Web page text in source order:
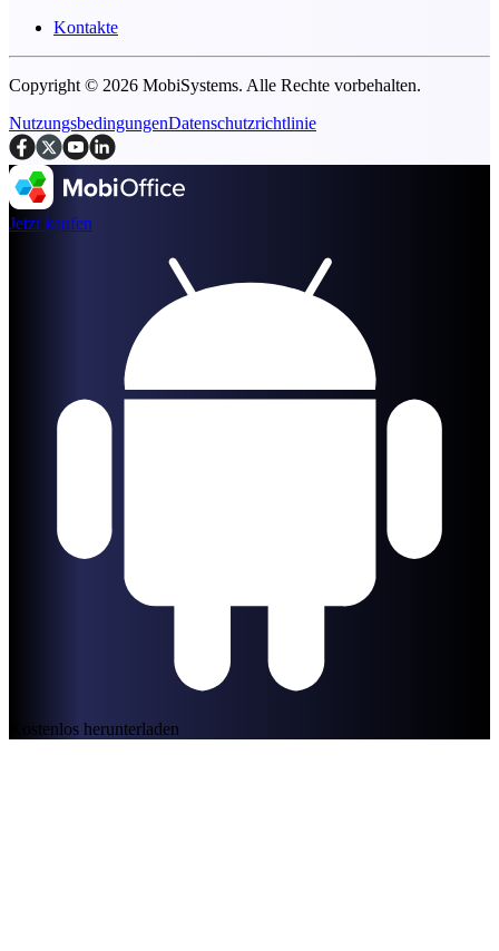
Kontakte
Copyright © 2026 MobiSystems. Alle Rechte vorbehalten.
NutzungsbedingungenDatenschutzrichtlinie
Jetzt kaufen
Kostenlos herunterladen